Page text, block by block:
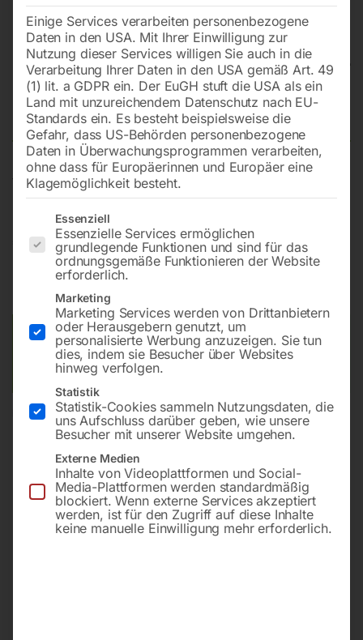
Punktstrahldüse
für Dampfreiniger SG 34
36,00
inkl. MwSt. zzgl.Versandkosten
Lieferzeit:Auf Nachfrage
Versandkosten Standard (Österreich):€20,00
Bitte beachten Sie: Die Versandkosten gelten für Österreich.
Andere Länder können abweichen.
In den Warenkorb
Sie haben Fragen zu diesem
Artikel?
Gerne helfen wir Ihnen weiter.
Einige Services verarbeiten personenbezogene
Daten in den USA. Mit Ihrer Einwilligung zur
Nutzung dieser Services willigen Sie auch in die
Verarbeitung Ihrer Daten in den USA gemäß Art. 49
(1) lit. a GDPR ein. Der EuGH stuft die USA als ein
Land mit unzureichendem Datenschutz nach EU-
Standards ein. Es besteht beispielsweise die
Gefahr, dass US-Behörden personenbezogene
Daten in Überwachungsprogrammen verarbeiten,
ohne dass für Europäerinnen und Europäer eine
Klagemöglichkeit besteht.
Es folgt eine Liste der Service-Gruppen, für die eine
Essenziell
Essenzielle Services ermöglichen
grundlegende Funktionen und sind für das
ordnungsgemäße Funktionieren der Website
erforderlich.
Marketing
Marketing Services werden von Drittanbietern
oder Herausgebern genutzt, um
personalisierte Werbung anzuzeigen. Sie tun
dies, indem sie Besucher über Websites
hinweg verfolgen.
Statistik
Statistik-Cookies sammeln Nutzungsdaten, die
uns Aufschluss darüber geben, wie unsere
Besucher mit unserer Website umgehen.
Externe Medien
Inhalte von Videoplattformen und Social-
Media-Plattformen werden standardmäßig
blockiert. Wenn externe Services akzeptiert
werden, ist für den Zugriff auf diese Inhalte
keine manuelle Einwilligung mehr erforderlich.